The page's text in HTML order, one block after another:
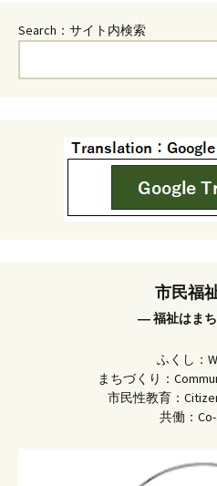
Search：サイト内検索
市民福
― 福祉はま
ふくし：
まちづくり：
市民性教育：
共働：